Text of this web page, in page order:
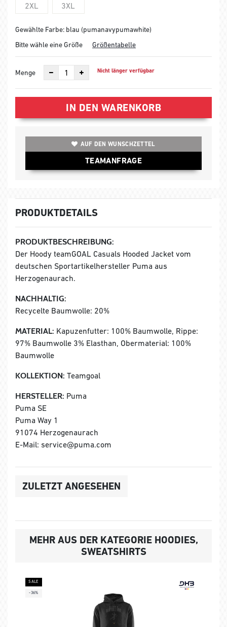
2XL 3XL
Gewählte Farbe: blau (pumanavypumawhite)
Bitte wähle eine Größe
Größentabelle
Menge Nicht länger verfügbar
IN DEN WARENKORB
AUF DEN WUNSCHZETTEL
TEAMANFRAGE
PRODUKTDETAILS
PRODUKTBESCHREIBUNG:
Der Hoody teamGOAL Casuals Hooded Jacket vom
deutschen Sportartikelhersteller Puma aus
Herzogenaurach.
NACHHALTIG:
Recycelte Baumwolle: 20%
MATERIAL: Kapuzenfutter: 100% Baumwolle, Rippe:
97% Baumwolle 3% Elasthan, Obermaterial: 100%
Baumwolle
KOLLEKTION: Teamgoal
HERSTELLER: Puma
Puma SE
Puma Way 1
91074 Herzogenaurach
E-Mail: service@puma.com
ZULETZT ANGESEHEN
MEHR AUS DER KATEGORIE HOODIES,
SWEATSHIRTS
SALE
-36%